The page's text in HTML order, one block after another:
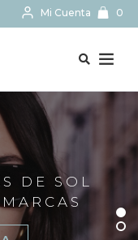
Mi Cuenta 0
DE SOL